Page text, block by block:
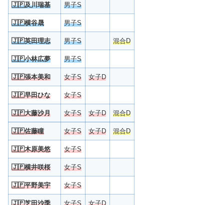
🇯🇵及川瑞基 男子S
🇯🇵横谷晟 男子S
🇯🇵英田理志 男子S 混合D
🇯🇵小林広夢 男子S
🇯🇵張本美和 女子S 女子D
🇯🇵早田ひな 女子S
🇯🇵大藤沙月 女子S 女子D 混合D
🇯🇵佐藤瞳 女子S 女子D 混合D
🇯🇵木原美悠 女子S
🇯🇵横井咲桜 女子S
🇯🇵平野美宇 女子S
🇯🇵芝田沙季 女子S 女子D